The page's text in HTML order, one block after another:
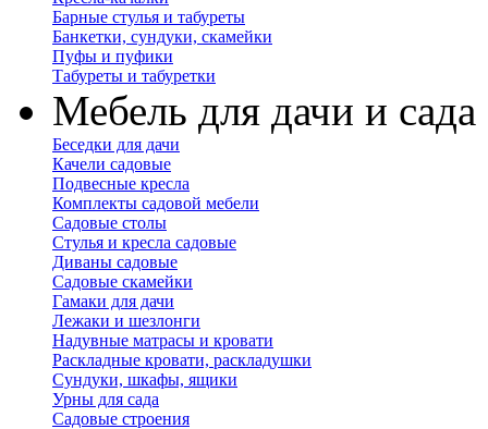
Барные стулья и табуреты
Банкетки, сундуки, скамейки
Пуфы и пуфики
Табуреты и табуретки
Мебель для дачи и сада
Беседки для дачи
Качели садовые
Подвесные кресла
Комплекты садовой мебели
Садовые столы
Стулья и кресла садовые
Диваны садовые
Садовые скамейки
Гамаки для дачи
Лежаки и шезлонги
Надувные матрасы и кровати
Раскладные кровати, раскладушки
Сундуки, шкафы, ящики
Урны для сада
Садовые строения